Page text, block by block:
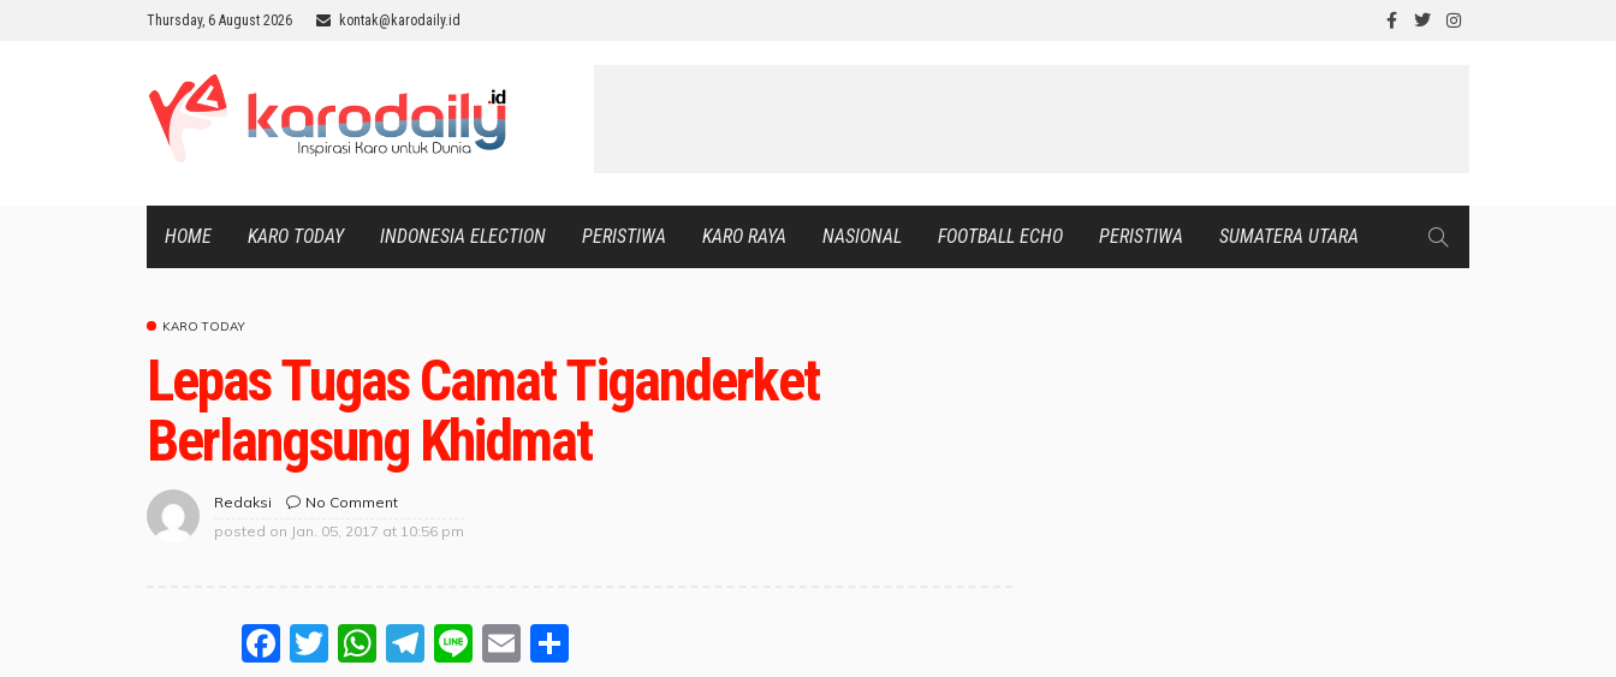
Thursday, 6 August 2026 kontak@karodaily.id
HOME KARO TODAY INDONESIA ELECTION PERISTIWA KARO RAYA NASIONAL FOOTBALL ECHO PERISTIWA SUMATERA UTARA
KARO TODAY
Lepas Tugas Camat Tiganderket
Berlangsung Khidmat
Redaksi
No Comment
posted on Jan. 05, 2017 at 10:56 pm
Facebook
Twitter
WhatsApp
Telegram
LineEmail